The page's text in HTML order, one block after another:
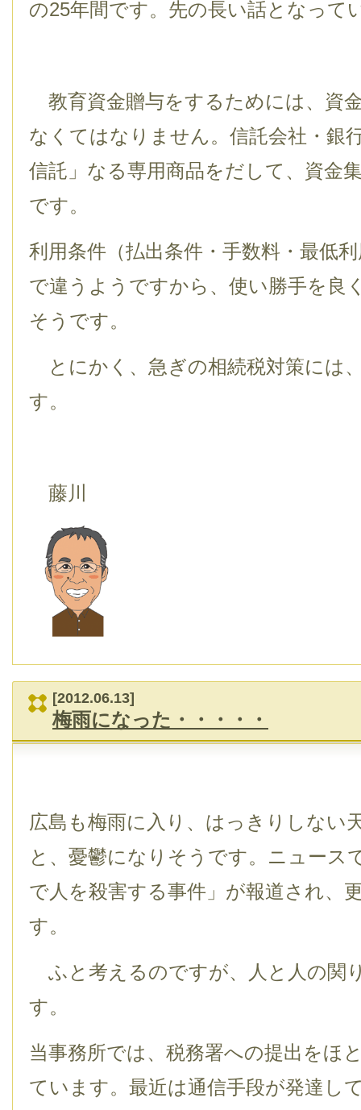
の25年間です。先の長い話となって
教育資金贈与をするためには、資
なくてはなりません。信託会社・銀
信託」なる専用商品をだして、資金
です。
利用条件（払出条件・手数料・最低
で違うようですから、使い勝手を良
そうです。
とにかく、急ぎの相続税対策には
す。
藤川
[2012.06.13]
梅雨になった・・・・・
広島も梅雨に入り、はっきりしない
と、憂鬱になりそうです。ニュース
で人を殺害する事件」が報道され、
す。
ふと考えるのですが、人と人の関
す。
当事務所では、税務署への提出をほ
ています。最近は通信手段が発達し